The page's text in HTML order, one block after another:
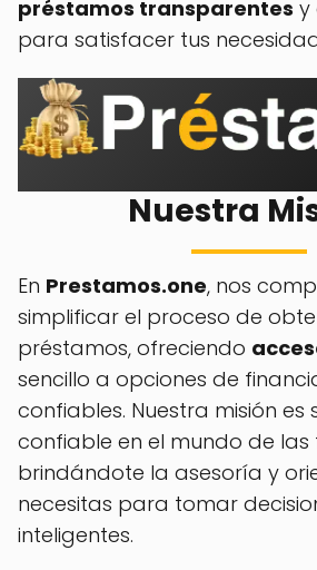
préstamos transparentes y
para satisfacer tus
Nuestra
En Prestamos.one, nos
simplificar el proceso de
préstamos, ofreciendo
sencillo a opciones de
confiables. Nuestra misión es
confiable en el mundo de las
brindándote la asesoría y
necesitas para tomar
inteligentes.